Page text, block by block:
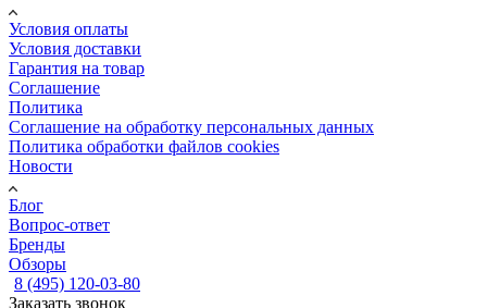
Условия оплаты
Условия доставки
Гарантия на товар
Соглашение
Политика
Соглашение на обработку персональных данных
Политика обработки файлов cookies
Новости
Блог
Вопрос-ответ
Бренды
Обзоры
8 (495) 120-03-80
Заказать звонок